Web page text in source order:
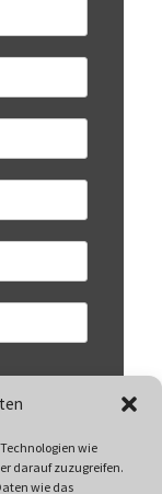
wie
darauf zuzugreifen.
wie das